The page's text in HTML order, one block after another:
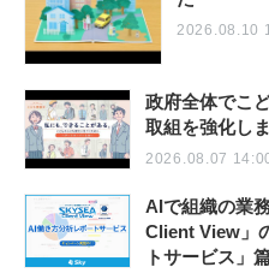
2026.08.10
政府全体でこ
取組を強化し
2026.08.07
AIで組織の業
Client View」
トサービス」